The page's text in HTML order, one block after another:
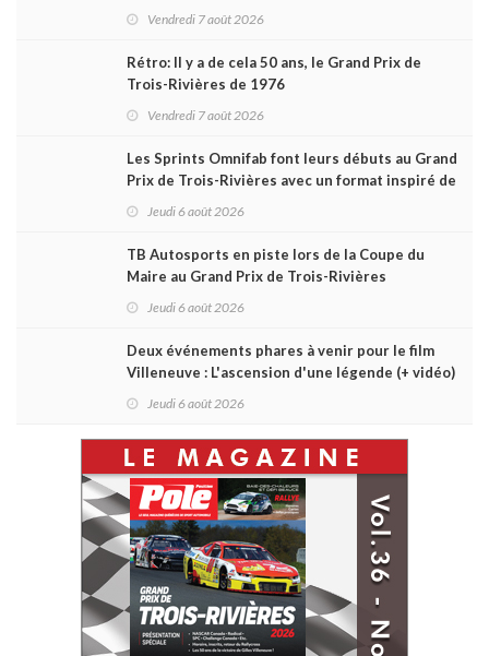
Vendredi 7 août 2026
Rétro: Il y a de cela 50 ans, le Grand Prix de
Trois-Rivières de 1976
Vendredi 7 août 2026
Les Sprints Omnifab font leurs débuts au Grand
Prix de Trois-Rivières avec un format inspiré de
Jeudi 6 août 2026
TB Autosports en piste lors de la Coupe du
Maire au Grand Prix de Trois-Rivières
Jeudi 6 août 2026
Deux événements phares à venir pour le film
Villeneuve : L'ascension d'une légende (+ vidéo)
Jeudi 6 août 2026